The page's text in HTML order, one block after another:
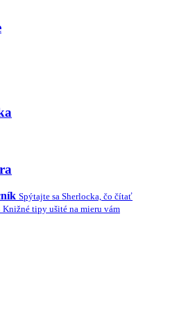
Spýtajte sa Sherlocka, čo čítať
Knižné tipy ušité na mieru vám